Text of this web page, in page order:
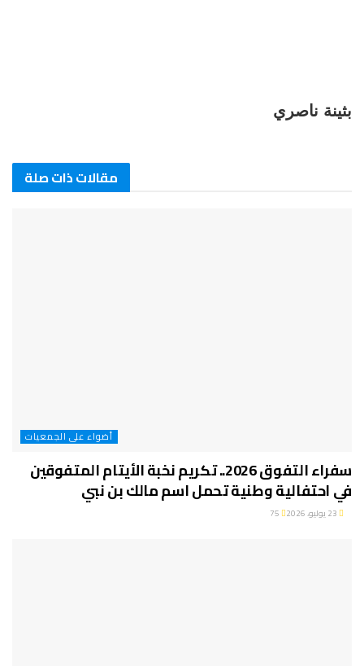
بثينة ناصري
مقالات ذات صلة
أضواء على الجمعيات
سفراء التفوق 2026.. تكريم نخبة الأيتام المتفوقين
في احتفالية وطنية تحمل اسم مالك بن نبي